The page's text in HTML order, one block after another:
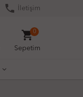
phone İletişim
shopping_cart
Sepetim
0